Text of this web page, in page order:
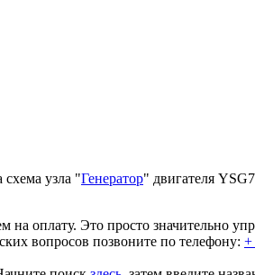
схема узла "Генератор" двигателя
на оплату. Это просто значительно
вопросов позвоните по телефону: +